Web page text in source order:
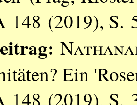
148 (2019), S.
Ein
148 (2019), S.